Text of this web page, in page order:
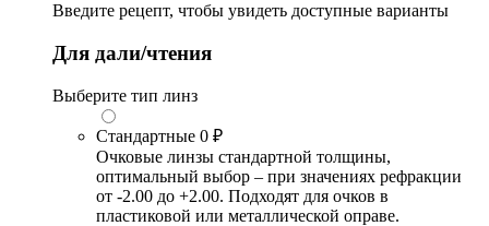
Введите рецепт, чтобы увидеть доступные варианты
Для дали/чтения
Выберите тип линз
Стандартные 0 ₽
Очковые линзы стандартной толщины,
оптимальный выбор – при значениях рефракции
от -2.00 до +2.00. Подходят для очков в
пластиковой или металлической оправе.